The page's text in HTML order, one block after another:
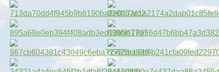
Show larger version for: Show larger version for:
Show larger version for: Show larger version for:
Show larger version for: Show larger version for:
Show larger version for: Show larger version for: